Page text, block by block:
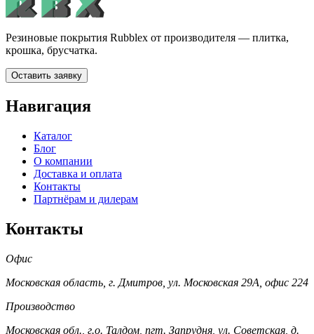
Резиновые покрытия Rubblex от производителя — плитка,
крошка, брусчатка.
Оставить заявку
Навигация
Каталог
Блог
О компании
Доставка и оплата
Контакты
Партнёрам и дилерам
Контакты
Офис
Московская область, г. Дмитров, ул. Московская 29А, офис 224
Производство
Московская обл., г.о. Талдом, пгт. Запрудня, ул. Советская, д.